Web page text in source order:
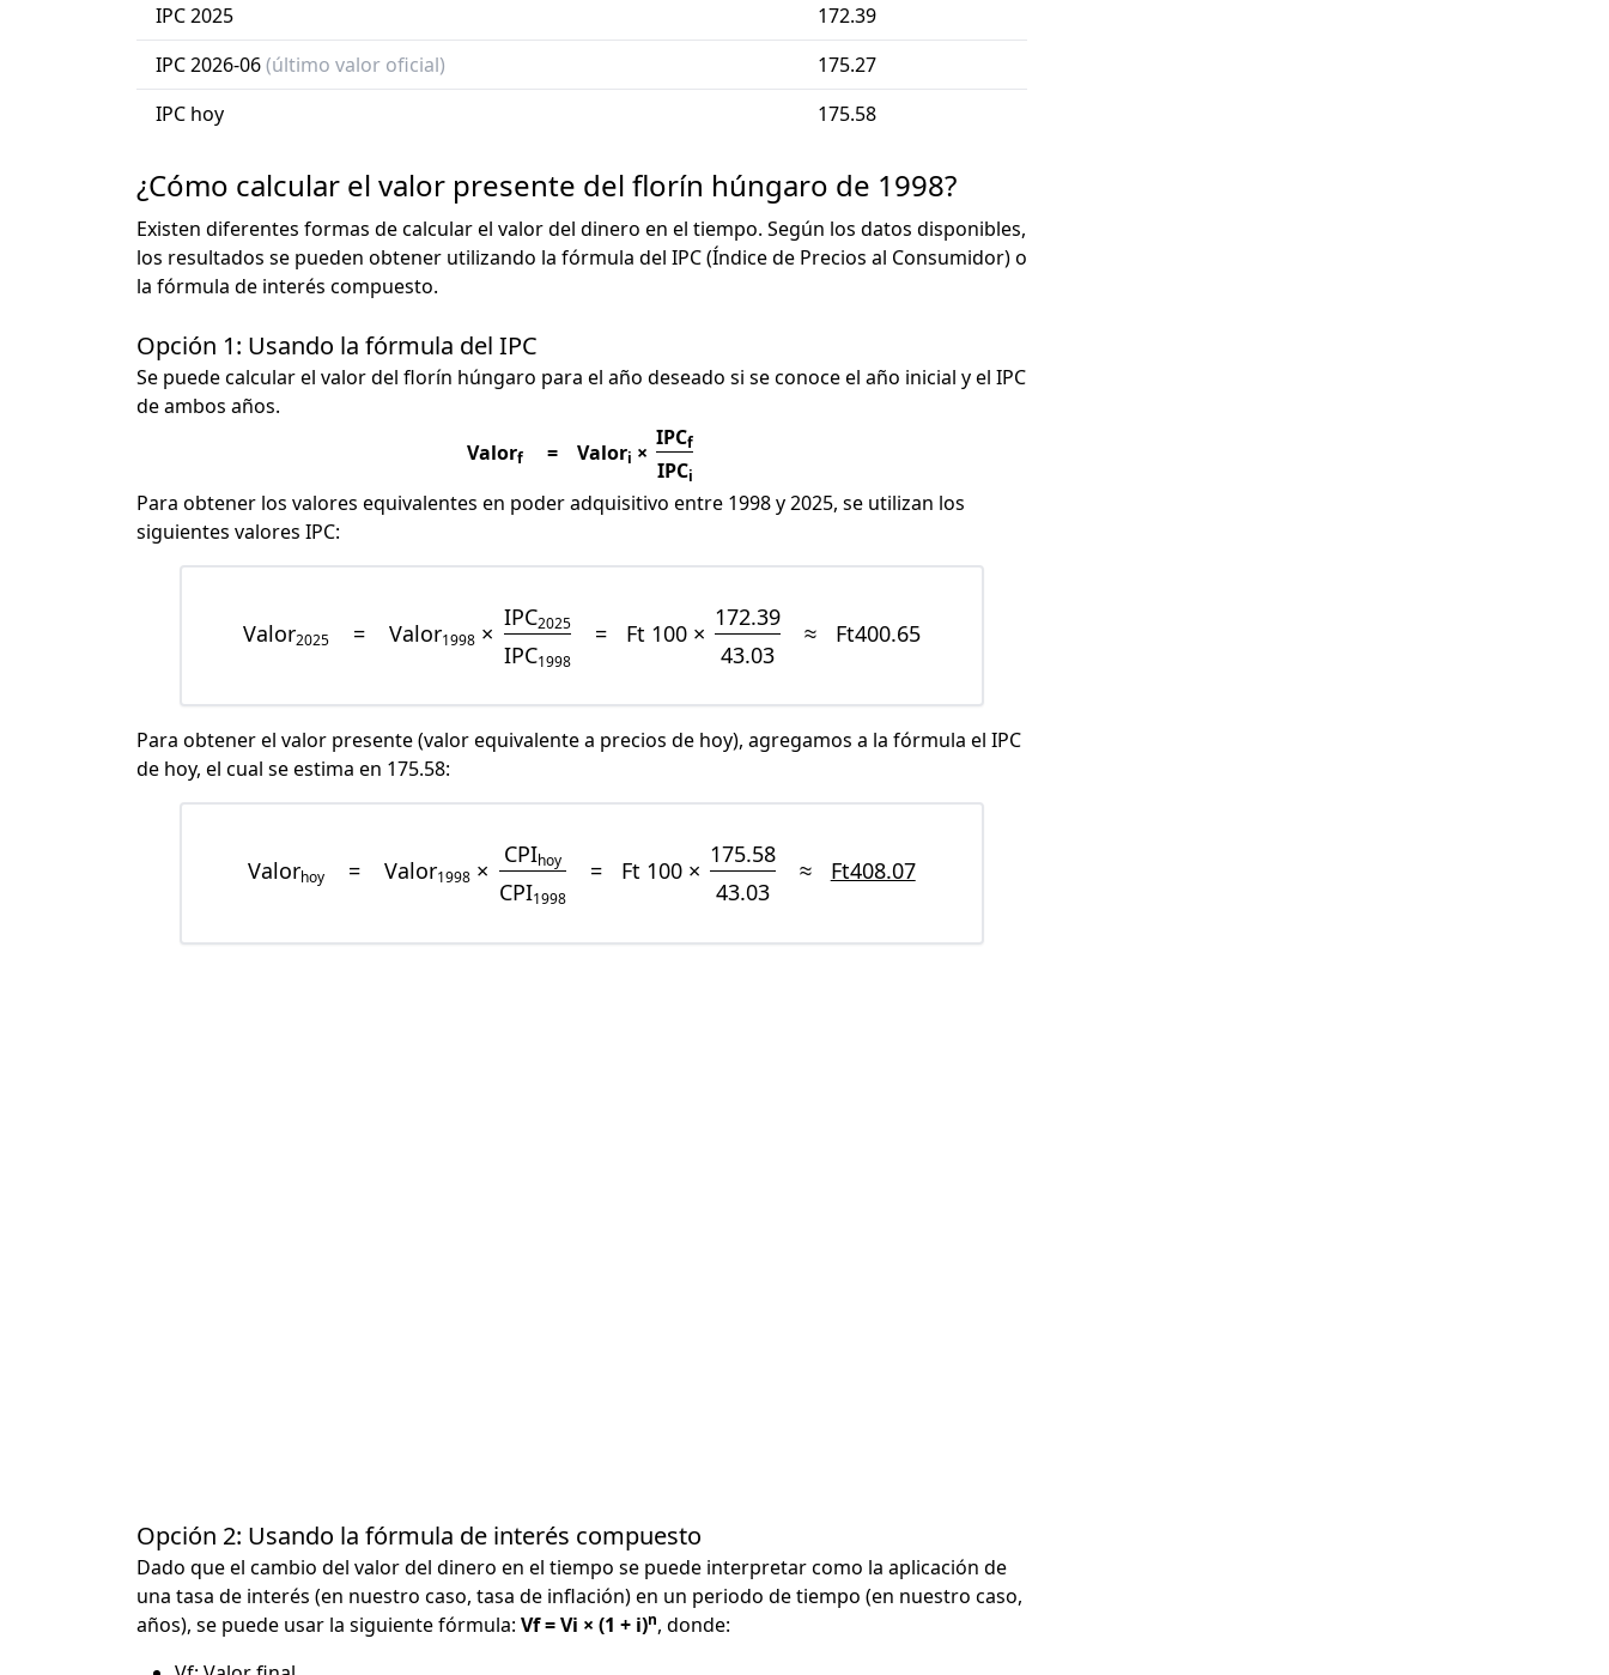
IPC 2025
172.39
IPC 2026-06(último valor oficial)
175.27
IPC hoy
175.58
¿Cómo calcular el valor presente del florín húngaro de 1998?
Existen diferentes formas de calcular el valor del dinero en el tiempo. Según los datos disponibles,
los resultados se pueden obtener utilizando la fórmula del IPC (Índice de Precios al Consumidor) o
la fórmula de interés compuesto.
Opción 1: Usando la fórmula del IPC
Se puede calcular el valor del florín húngaro para el año deseado si se conoce el año inicial y el IPC
de ambos años.
Valorf = Valori ×
IPCf
IPCi
Para obtener los valores equivalentes en poder adquisitivo entre 1998 y 2025, se utilizan los
siguientes valores IPC:
Valor2025 = Valor1998 ×
IPC2025
IPC1998
= Ft 100 ×
172.39
43.03
≈ Ft400.65
Para obtener el valor presente (valor equivalente a precios de hoy), agregamos a la fórmula el IPC
de hoy, el cual se estima en 175.58:
Valorhoy = Valor1998 ×
CPIhoy
CPI1998
= Ft 100 ×
175.58
43.03
≈ Ft408.07
Opción 2: Usando la fórmula de interés compuesto
Dado que el cambio del valor del dinero en el tiempo se puede interpretar como la aplicación de
una tasa de interés (en nuestro caso, tasa de inflación) en un periodo de tiempo (en nuestro caso,
años), se puede usar la siguiente fórmula: Vf = Vi × (1 + i)n, donde: